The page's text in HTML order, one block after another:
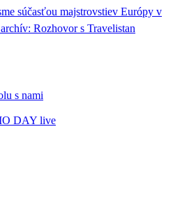
súčasťou majstrovstiev Európy v
Rozhovor s Travelistan
s nami
DAY live